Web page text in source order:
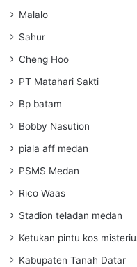
Malalo
Sahur
Cheng Hoo
PT Matahari Sakti
Bp batam
Bobby Nasution
piala aff medan
PSMS Medan
Rico Waas
Stadion teladan medan
Ketukan pintu kos
Kabupaten Tanah Datar